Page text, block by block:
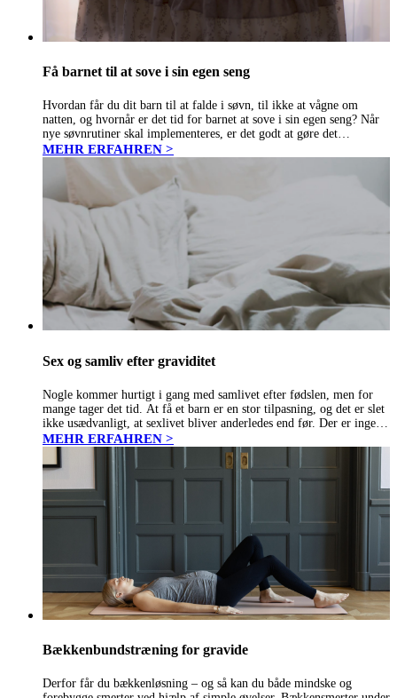
Få barnet til at sove i sin egen seng
Hvordan får du dit barn til at falde i søvn, til ikke at vågne om
natten, og hvornår er det tid for barnet at sove i sin egen seng? Når
nye søvnrutiner skal implementeres, er det godt at gøre det…
MEHR ERFAHREN >
Sex og samliv efter graviditet
Nogle kommer hurtigt i gang med samlivet efter fødslen, men for
mange tager det tid. At få et barn er en stor tilpasning, og det er slet
ikke usædvanligt, at sexlivet bliver anderledes end før. Der er ingen
fast tidsgrænse…
MEHR ERFAHREN >
Bækkenbundstræning for gravide
Derfor får du bækkenløsning – og så kan du både mindske og